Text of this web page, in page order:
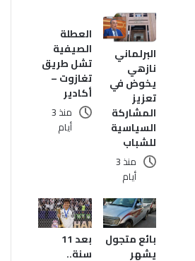
البرلماني
نازهي
يخوض في
تعزيز
المشاركة
السياسية
للشباب
منذ 3
أيام
العطلة
الصيفية
تشل طريق
تغازوت –
أكادير
منذ 3
أيام
بائع متجول
يشهر
بعد 11
سنة..